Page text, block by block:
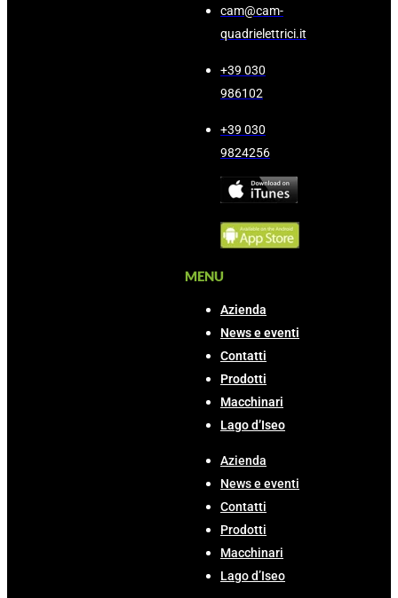
cam@cam-
quadrielettrici.it
+39 030
986102
+39 030
9824256
MENU
Azienda
News e eventi
Contatti
Prodotti
Macchinari
Lago d’Iseo
Azienda
News e eventi
Contatti
Prodotti
Macchinari
Lago d’Iseo